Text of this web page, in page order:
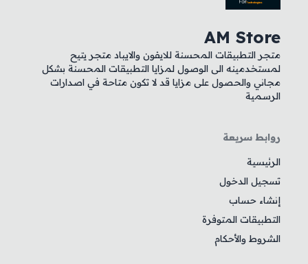
AM Store
متجر التطبيقات المحسنة للايفون والايباد متجر يتيح
لمستخدمينه الى الوصول لمزايا التطبيقات المحسنة بشكل
مجاني والحصول على مزايا قد لا تكون متاحة في اصدارات
الرسمية
روابط سريعة
الرئيسية
تسجيل الدخول
إنشاء حساب
التطبيقات المتوفرة
الشروط والأحكام